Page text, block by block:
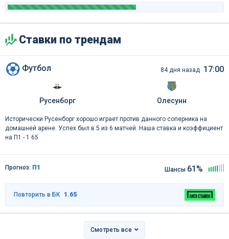
Ставки по трендам
Футбол 84 дня назад 17:00
Русенборг Олесунн
Исторически Русенборг хорошо играет против данного соперника на
домашней арене. Успех был в 5 из 6 матчей. Наша ставка и коэффициент
на П1 - 1.65
Прогноз: П1 Шансы 61%
Повторить в БК 1.65
Смотреть все